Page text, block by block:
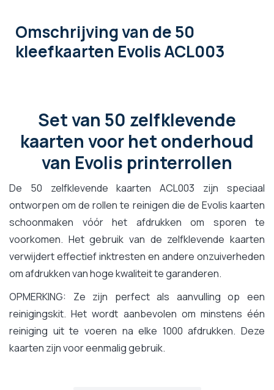
Omschrijvingvan de 50
kleefkaarten Evolis ACL003
Set van 50 zelfklevende
kaarten voor het onderhoud
van Evolis printerrollen
De 50 zelfklevende kaarten ACL003 zijn speciaal
ontworpen om de rollen te reinigen die de Evolis kaarten
schoonmaken vóór het afdrukken om sporen te
voorkomen. Het gebruik van de zelfklevende kaarten
verwijdert effectief inktresten en andere onzuiverheden
om afdrukken van hoge kwaliteit te garanderen.
OPMERKING: Ze zijn perfect als aanvulling op een
reinigingskit. Het wordt aanbevolen om minstens één
reiniging uit te voeren na elke 1000 afdrukken. Deze
kaarten zijn voor eenmalig gebruik.